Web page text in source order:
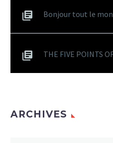
Bonjour tout le
THE FIVE POINTS
ARCHIVES